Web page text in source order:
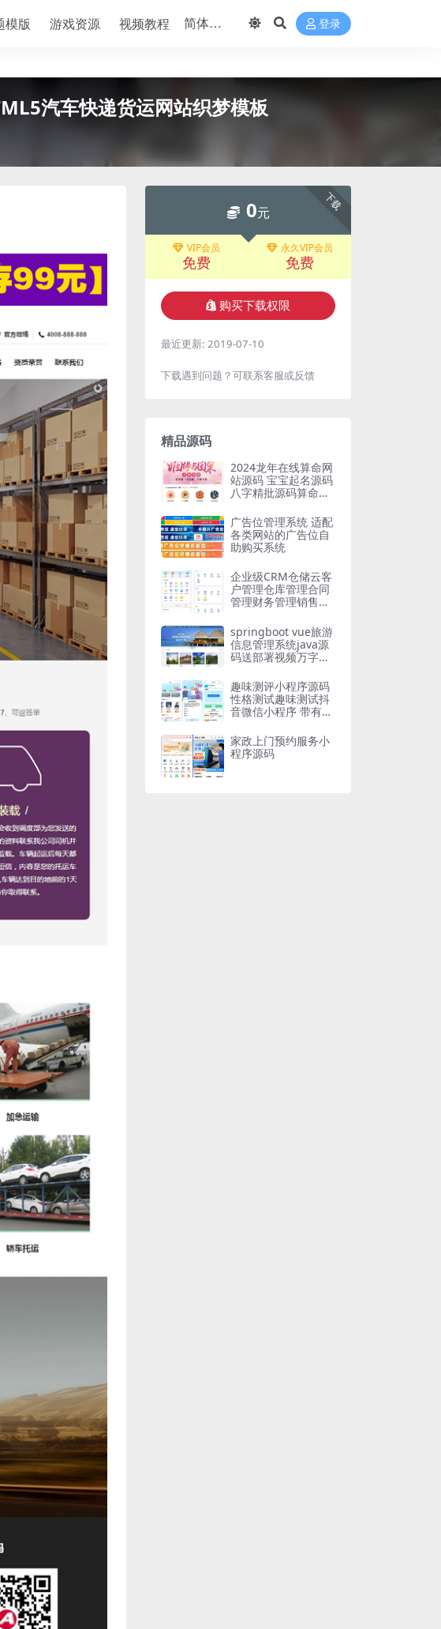
模版 游戏资源 视频教程 登录
汽车快递货运网站织梦模板
下载
0元
VIP会员
免费
永久VIP会员
免费
购买下载权限
最近更新: 2019-07-10
下载遇到问题？可联系客服或反馈
精品源码
2024龙年在线算命网
站源码 宝宝起名源码
八字精批源码算命源
广告位管理系统 适配
各类网站的广告位自
助购买系统
企业级CRM仓储云客
户管理仓库管理合同
管理财务管理销售跟
springboot vue旅游
信息管理系统java源
码送部署视频万字文
趣味测评小程序源码
性格测试趣味测试抖
音微信小程序 带有流
家政上门预约服务小
程序源码